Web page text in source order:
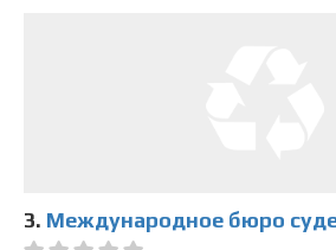
3. Международное бюро судебных экспертиз, оценки и